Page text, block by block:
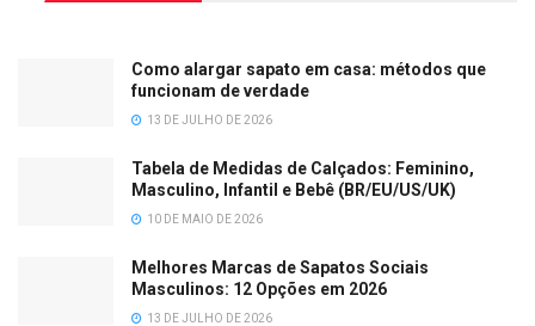
Como alargar sapato em casa: métodos que
funcionam de verdade
13 DE JULHO DE 2026
Tabela de Medidas de Calçados: Feminino,
Masculino, Infantil e Bebê (BR/EU/US/UK)
10 DE MAIO DE 2026
Melhores Marcas de Sapatos Sociais
Masculinos: 12 Opções em 2026
13 DE JULHO DE 2026